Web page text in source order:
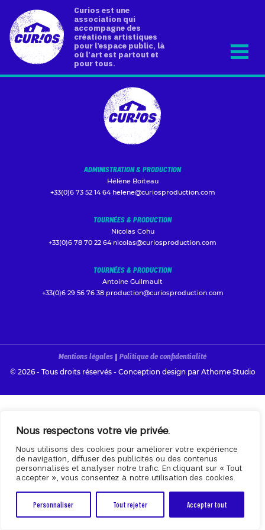
Nous respectons votre vie privée.
Nous utilisons des cookies pour améliorer votre expérience
de navigation, diffuser des publicités ou des contenus
personnalisés et analyser notre trafic. En cliquant sur « Tout
accepter », vous consentez à notre utilisation des cookies.
Personnaliser Tout rejeter Accepter tout
Curios est une
association qui
accompagne des
créations artistiques
pour l’espace public, là
où l’art est partout et
pour tous.
ADMINISTRATION & PRODUCTION
Hélène Boiteau
+33(0)6 73 52 14 64 helene@curiosproduction.com
TOURNÉES & PRODUCTION
Nicolas Cohu
+33(0)6 78 70 22 64 nicolas@curiosproduction.com
TOURNÉES & PRODUCTION
Antoine Guilmault
+33(0)6 29 56 76 38 production@curiosproduction.com
Mentions légales | Politique de confidentialité
© 2026 - Tous droits réservés - Conception design par Athome Studio